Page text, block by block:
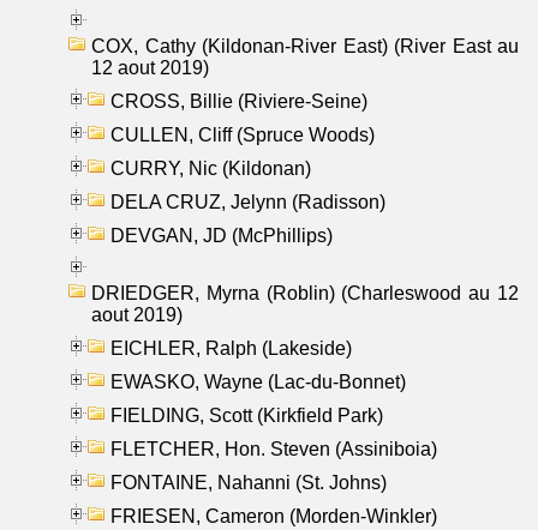
COX, Cathy (Kildonan-River East) (River East au
12 aout 2019)
CROSS, Billie (Riviere-Seine)
CULLEN, Cliff (Spruce Woods)
CURRY, Nic (Kildonan)
DELA CRUZ, Jelynn (Radisson)
DEVGAN, JD (McPhillips)
DRIEDGER, Myrna (Roblin) (Charleswood au 12
aout 2019)
EICHLER, Ralph (Lakeside)
EWASKO, Wayne (Lac-du-Bonnet)
FIELDING, Scott (Kirkfield Park)
FLETCHER, Hon. Steven (Assiniboia)
FONTAINE, Nahanni (St. Johns)
FRIESEN, Cameron (Morden-Winkler)